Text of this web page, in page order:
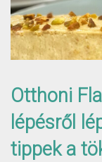
Otthoni
lépésről
tippek a